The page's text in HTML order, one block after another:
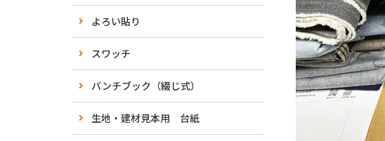
よろい貼り
スワッチ
バンチブック（綴じ式）
生地・建材見本用 台紙